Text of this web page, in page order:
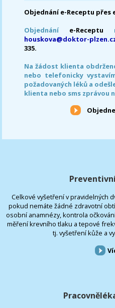
Objednání e-Receptu přes
Objednání e-Receptu
houskova@doktor-
335.
Na žádost klienta
nebo telefonicky
požadovaných léků a
klienta nebo sms zprávou
Celkové vyšetření v pravidelných
pokud nemáte žádné zdravotní
osobní anamnézy, kontrola
měření krevního tlaku a tepové
tj. vyšetření kůže a